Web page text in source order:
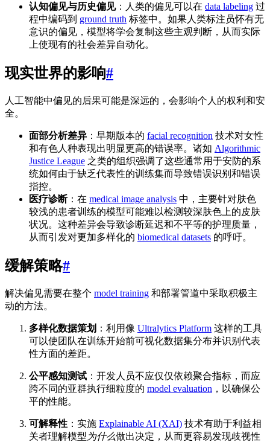
认知偏见与历史偏见：人类的偏见可以在 data labeling 过
程中编码到 ground truth 标签中。如果人类标注员怀有无
意识的偏见，模型将学会复制这些主观判断，从而实际
上使现有的社会差异自动化。
现实世界的影响#
人工智能中偏见的后果可能是深远的，会影响个人的权利和安
全。
面部分析差异 ：早期版本的 facial recognition 技术对女性
和有色人种表现出明显更高的错误率。诸如 Algorithmic
Justice League 之类的组织强调了这些通常用于安防的系
统如何由于缺乏代表性的训练集而导致错误识别和错误
指控。
医疗诊断：在 medical image analysis 中，主要针对肤色
较浅的患者训练的模型可能难以检测较深肤色上的皮肤
状况。这种差异会导致诊断延迟和不平等的护理质量，
从而引发对更加多样化的 biomedical datasets 的呼吁。
缓解策略#
解决偏见需要在整个 model training 和部署管道中采取积极主
动的方法。
多样化数据策划 ：利用像 Ultralytics Platform 这样的工具
可以使团队在训练开始前可视化数据集分布并识别代表
性方面的差距。
公平感知测试 ：开发人员不应仅仅依赖聚合指标，而应
跨不同的亚群执行细粒度的 model evaluation ，以确保公
平的性能。
可解释性 ：实施 Explainable AI (XAI) 技术有助于利益相
关者理解模型 为什么做出决定，从而更容易发现歧视性